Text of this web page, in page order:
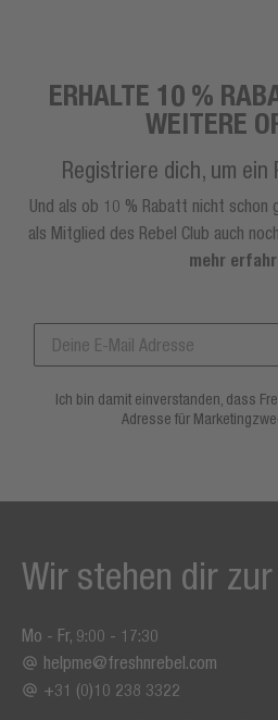
ERHALTE 10 %
WEITERE
Registriere dich, um ein
Und als ob 10 % Rabatt nicht schon
als Mitglied des Rebel Club auch
mehr
Ich bin damit einverstanden, dass
Adresse für
Wir stehen dir
Mo - Fr, 9:00 - 17:30
helpme@freshnrebel.com
+31 (0)10 238 3322